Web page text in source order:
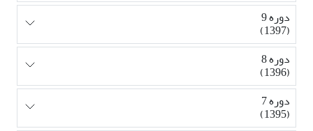
دوره 9
(1397)
دوره 8
(1396)
دوره 7
(1395)